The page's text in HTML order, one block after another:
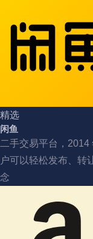
精选
闲鱼
二手交易平台，2014
户可以轻松发布、转
念